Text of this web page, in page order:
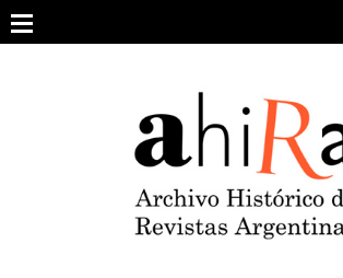
content
ARCHIVO DE REVISTAS
ESTUDIOS CRÍTICOS